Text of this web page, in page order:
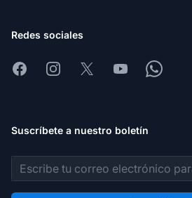
Redes sociales
FacebookInstagram
X YoutubeWhatsapp
Suscríbete a nuestro boletín
Dirección de correo electrónico